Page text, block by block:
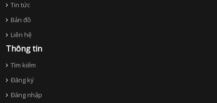
Tin tức
Bản đồ
Liên hệ
Thông tin
Tìm kiếm
Đăng ký
Đăng nhập